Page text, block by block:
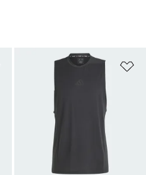
위시리스트 담기